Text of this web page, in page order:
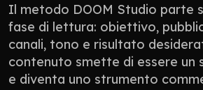
Il metodo DOOM Studio parte
fase di lettura: obiettivo,
canali, tono e risultato
contenuto smette di essere un
e diventa uno strumento